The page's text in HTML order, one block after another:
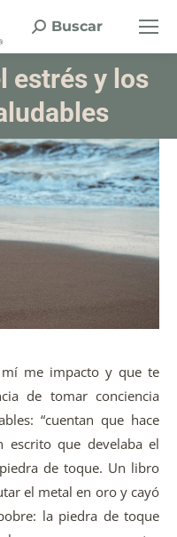
Buscar:
Buscar
estrés y los
me impacto y que te
de tomar conciencia
“cuentan que hace
que develaba el
de toque. Un libro
el metal en oro y cayó
la piedra de toque